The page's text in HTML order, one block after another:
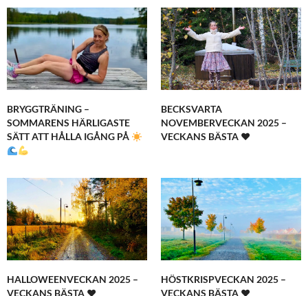
BRYGGTRÄNING –
SOMMARENS HÄRLIGASTE
SÄTT ATT HÅLLA IGÅNG PÅ
BECKSVARTA
NOVEMBERVECKAN 2025 –
VECKANS BÄSTA ♥
HALLOWEENVECKAN 2025 –
VECKANS BÄSTA ♥
HÖSTKRISPVECKAN 2025 –
VECKANS BÄSTA ♥